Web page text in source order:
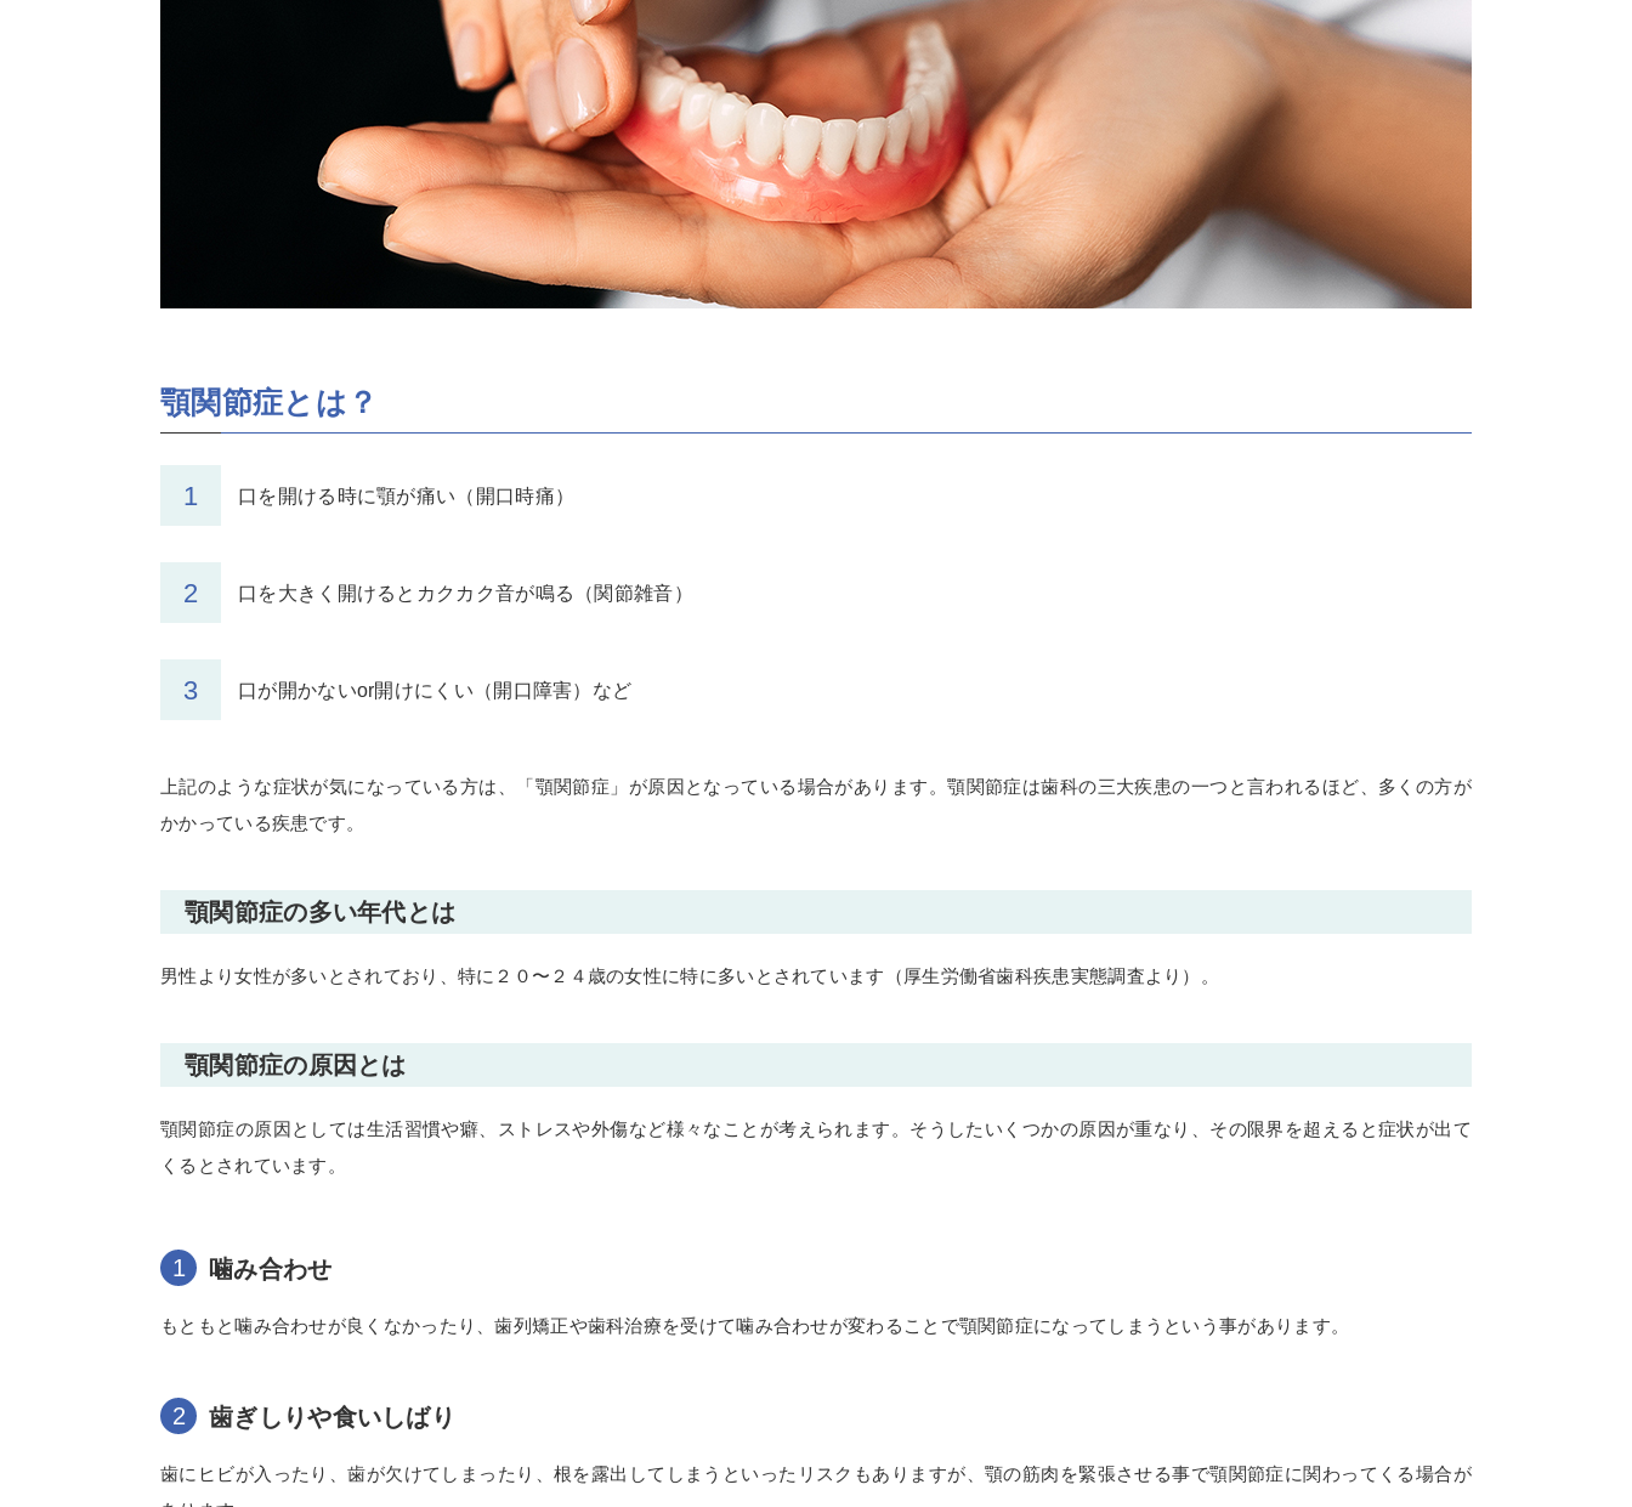
顎関節症とは？
口を開ける時に顎が痛い（開口時痛）
口を大きく開けるとカクカク音が鳴る（関節雑音）
口が開かないor開けにくい（開口障害）など
上記のような症状が気になっている方は、「顎関節症」が原因となっている場合があります。顎関節症は歯科の三大疾患の一つと言われるほど、多くの方が
かかっている疾患です。
顎関節症の多い年代とは
男性より女性が多いとされており、特に２０〜２４歳の女性に特に多いとされています（厚生労働省歯科疾患実態調査より）。
顎関節症の原因とは
顎関節症の原因としては生活習慣や癖、ストレスや外傷など様々なことが考えられます。そうしたいくつかの原因が重なり、その限界を超えると症状が出て
くるとされています。
噛み合わせ
もともと噛み合わせが良くなかったり、歯列矯正や歯科治療を受けて噛み合わせが変わることで顎関節症になってしまうという事があります。
歯ぎしりや食いしばり
歯にヒビが入ったり、歯が欠けてしまったり、根を露出してしまうといったリスクもありますが、顎の筋肉を緊張させる事で顎関節症に関わってくる場合が